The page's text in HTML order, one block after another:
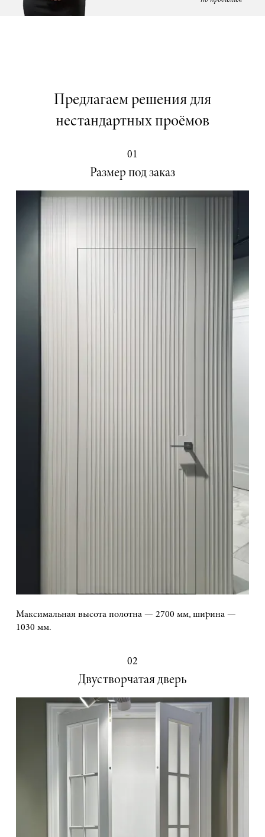
Предлагаем решения для
нестандартных проёмов
01
Размер под заказ
Максимальная высота полотна — 2700 мм, ширина —
1030 мм.
02
Двустворчатая дверь